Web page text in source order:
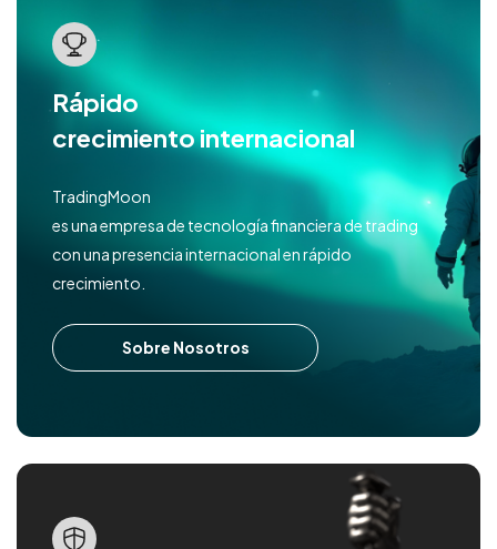
Rápido
crecimiento internacional
TradingMoon
es una empresa de tecnología financiera de trading
con una presencia internacional en rápido
crecimiento.
Sobre Nosotros